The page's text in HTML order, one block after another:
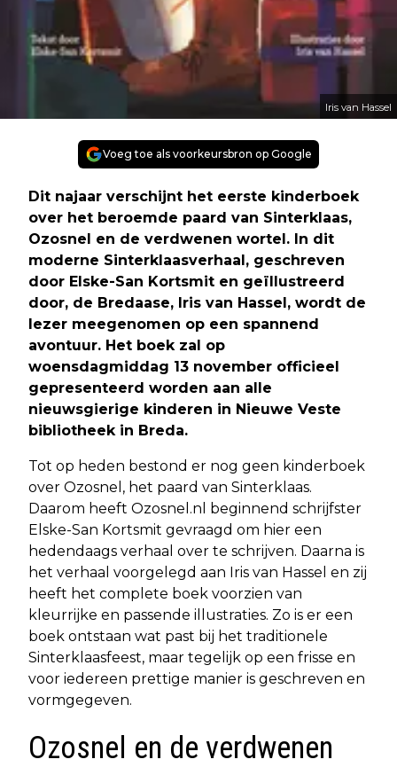
Iris van Hassel
Voeg toe als voorkeursbron op Google
Dit najaar verschijnt het eerste kinderboek
over het beroemde paard van Sinterklaas,
Ozosnel en de verdwenen wortel. In dit
moderne Sinterklaasverhaal, geschreven
door Elske-San Kortsmit en geïllustreerd
door, de Bredaase, Iris van Hassel, wordt de
lezer meegenomen op een spannend
avontuur. Het boek zal op
woensdagmiddag 13 november officieel
gepresenteerd worden aan alle
nieuwsgierige kinderen in Nieuwe Veste
bibliotheek in Breda.
Tot op heden bestond er nog geen kinderboek
over Ozosnel, het paard van Sinterklaas.
Daarom heeft Ozosnel.nl beginnend schrijfster
Elske-San Kortsmit gevraagd om hier een
hedendaags verhaal over te schrijven. Daarna is
het verhaal voorgelegd aan Iris van Hassel en zij
heeft het complete boek voorzien van
kleurrijke en passende illustraties. Zo is er een
boek ontstaan wat past bij het traditionele
Sinterklaasfeest, maar tegelijk op een frisse en
voor iedereen prettige manier is geschreven en
vormgegeven.
Ozosnel en de verdwenen